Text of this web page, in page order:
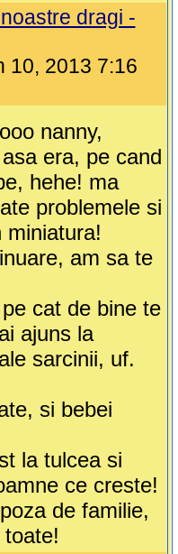
dragi -
10, 2013 7:16
ooo nanny,
era, pe cand
hehe! ma
problemele si
miniatura!
am sa te
cat de bine te
ajuns la
sarcinii, uf.
si bebei
la tulcea si
ce creste!
de familie,